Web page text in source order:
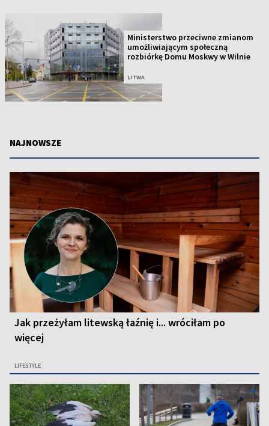
Ministerstwo przeciwne zmianom
umożliwiającym społeczną
rozbiórkę Domu Moskwy w Wilnie
LITWA
NAJNOWSZE
Jak przeżyłam litewską łaźnię i... wróciłam po
więcej
LIFESTYLE